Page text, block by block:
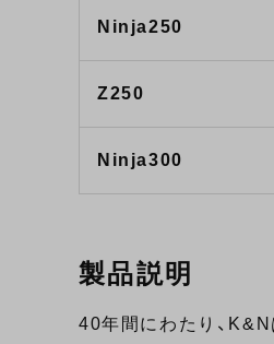
Ninja250
Z250
Ninja300
製品説明
40年間にわたり、